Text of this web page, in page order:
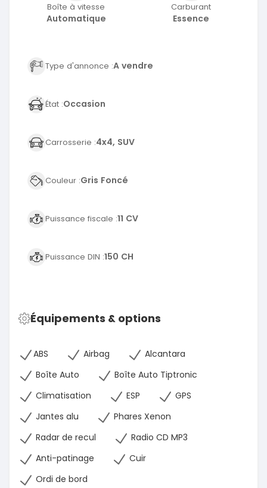
Boîte à vitesse
Automatique
Carburant
Essence
Type d'annonce :A vendre
État :Occasion
Carrosserie :4x4, SUV
Couleur :Gris Foncé
Puissance fiscale :11 CV
Puissance DIN :150 CH
Équipements & options
ABS Airbag
Alcantara
Boîte Auto
Boîte Auto Tiptronic
Climatisation
ESP
GPS
Jantes alu
Phares Xenon
Radar de recul
Radio CD MP3
Anti-patinage
Cuir
Ordi de bord